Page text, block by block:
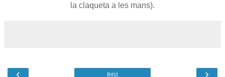
la claqueta a les mans).
‹ ›
Inici